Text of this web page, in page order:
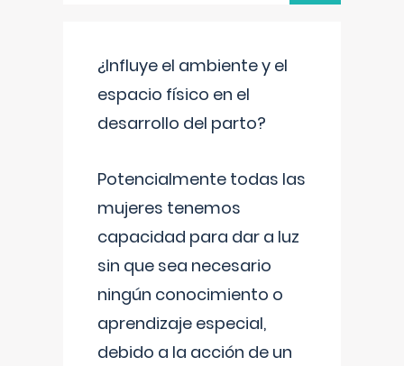
¿Influye el ambiente y el
espacio físico en el
desarrollo del parto?
Potencialmente todas las
mujeres tenemos
capacidad para dar a luz
sin que sea necesario
ningún conocimiento o
aprendizaje especial,
debido a la acción de un